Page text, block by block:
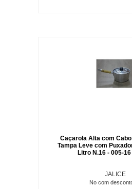
Caçarola Alta com
Tampa Leve com
Litro N.16 - 005-
JALICE
No com